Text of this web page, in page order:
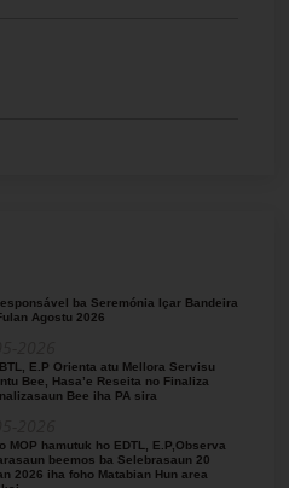
ba Seremónia Içar Bandeira
Agostu 2026
E.P Orienta atu Mellora Servisu
Bee, Hasa’e Reseita no Finaliza
Bee iha PA sira
MOP hamutuk ho EDTL, E.P,Observa
beemos ba Selebrasaun 20
2026 iha foho Matabian Hun area